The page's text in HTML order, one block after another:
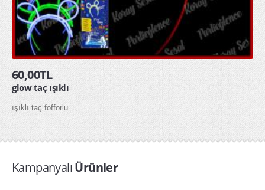
60,00TL
glow taç ışıklı
ışıklı taç fofforlu
KampanyalıÜrünler